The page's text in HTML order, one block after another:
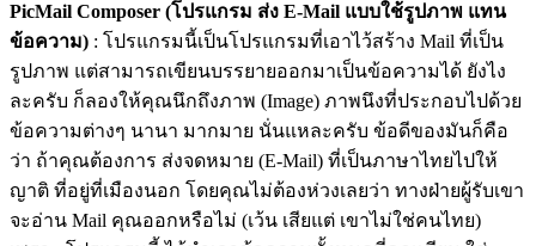
PicMail Composer (โปรแกรม ส่ง E-Mail แบบใช้รูปภาพ แทน
ข้อความ) : โปรแกรมนี้เป็นโปรแกรมที่เอาไว้สร้าง Mail ที่เป็น
รูปภาพ แต่สามารถเขียนบรรยายออกมาเป็นข้อความได้ ยังไง
ละครับ ก็ลองให้คุณนึกถึงภาพ (Image) ภาพนึงที่ประกอบไปด้วย
ข้อความต่างๆ นานา มากมาย นั่นแหละครับ ข้อดีของมันก็คือ
ว่า ถ้าคุณต้องการ ส่งจดหมาย (E-Mail) ที่เป็นภาษาไทยไปให้
ญาติ ที่อยู่ที่เมืองนอก โดยคุณไม่ต้องห่วงเลยว่า ทางฝ่ายผู้รับเขา
จะอ่าน Mail คุณออกหรือไม่ (เว้น เสียแต่ เขาไม่ใช่คนไทย)